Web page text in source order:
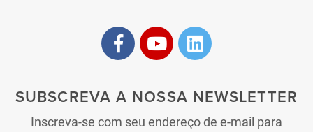
SUBSCREVA A NOSSA NEWSLETTER
Inscreva-se com seu endereço de e-mail para